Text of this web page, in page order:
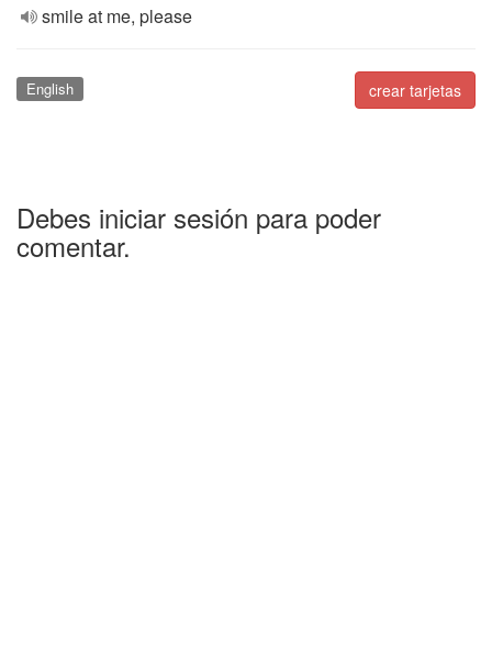
smile at me, please
crear tarjetas
English
Debes iniciar sesión para poder
comentar.